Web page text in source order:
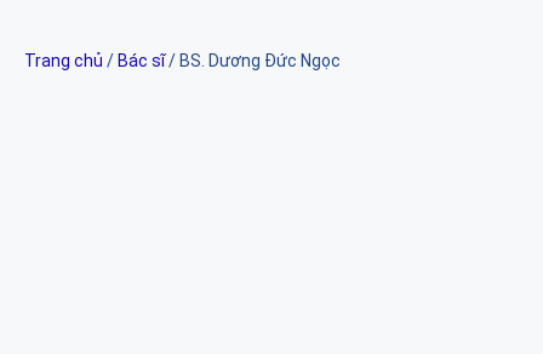
Trang chủ / Bác sĩ/ BS. Dương Đức Ngọc